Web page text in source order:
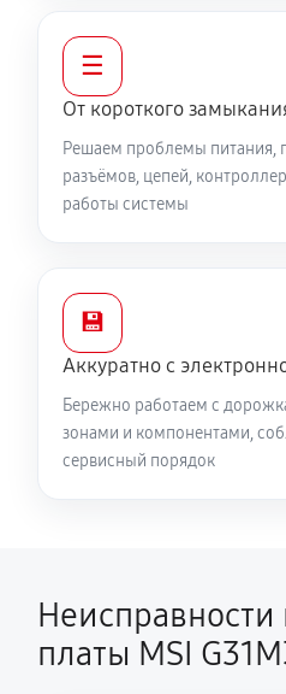
☰
От короткого
Решаем проблемы питания,
разъёмов, цепей,
работы системы
💾
Аккуратно с
Бережно работаем с
зонами и компонентами,
сервисный порядок
Неисправности
платы MSI